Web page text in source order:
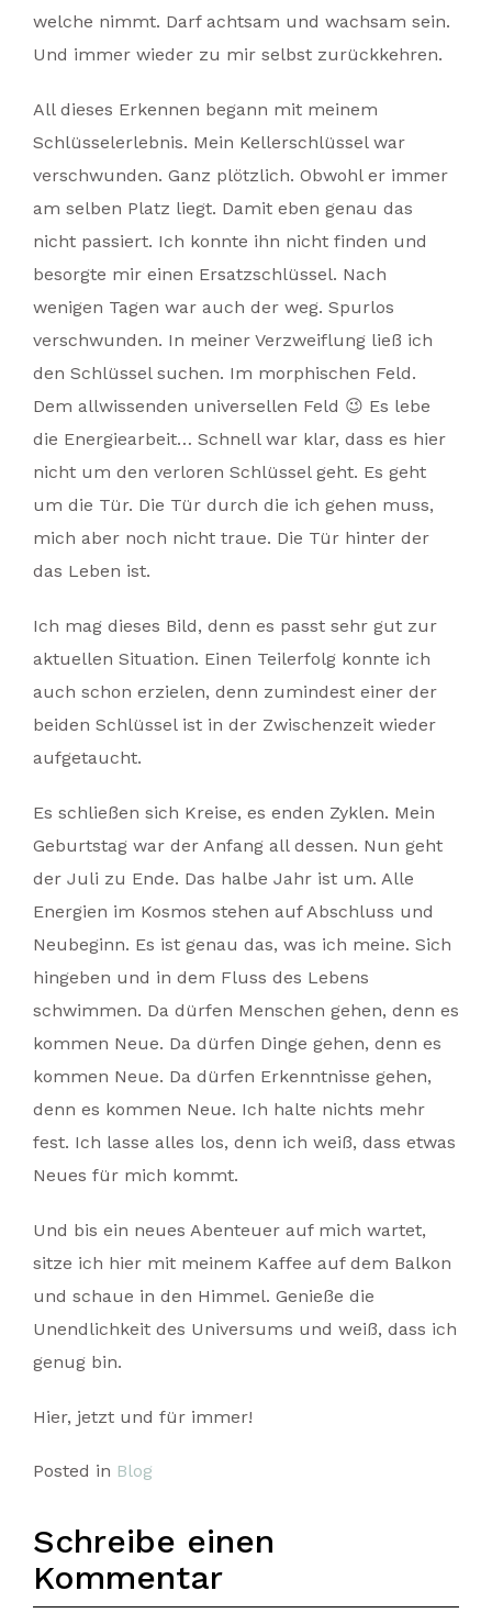
welche nimmt. Darf achtsam und wachsam sein.
Und immer wieder zu mir selbst zurückkehren.
All dieses Erkennen begann mit meinem
Schlüsselerlebnis. Mein Kellerschlüssel war
verschwunden. Ganz plötzlich. Obwohl er immer
am selben Platz liegt. Damit eben genau das
nicht passiert. Ich konnte ihn nicht finden und
besorgte mir einen Ersatzschlüssel. Nach
wenigen Tagen war auch der weg. Spurlos
verschwunden. In meiner Verzweiflung ließ ich
den Schlüssel suchen. Im morphischen Feld.
Dem allwissenden universellen Feld 😉 Es lebe
die Energiearbeit… Schnell war klar, dass es hier
nicht um den verloren Schlüssel geht. Es geht
um die Tür. Die Tür durch die ich gehen muss,
mich aber noch nicht traue. Die Tür hinter der
das Leben ist.
Ich mag dieses Bild, denn es passt sehr gut zur
aktuellen Situation. Einen Teilerfolg konnte ich
auch schon erzielen, denn zumindest einer der
beiden Schlüssel ist in der Zwischenzeit wieder
aufgetaucht.
Es schließen sich Kreise, es enden Zyklen. Mein
Geburtstag war der Anfang all dessen. Nun geht
der Juli zu Ende. Das halbe Jahr ist um. Alle
Energien im Kosmos stehen auf Abschluss und
Neubeginn. Es ist genau das, was ich meine. Sich
hingeben und in dem Fluss des Lebens
schwimmen. Da dürfen Menschen gehen, denn es
kommen Neue. Da dürfen Dinge gehen, denn es
kommen Neue. Da dürfen Erkenntnisse gehen,
denn es kommen Neue. Ich halte nichts mehr
fest. Ich lasse alles los, denn ich weiß, dass etwas
Neues für mich kommt.
Und bis ein neues Abenteuer auf mich wartet,
sitze ich hier mit meinem Kaffee auf dem Balkon
und schaue in den Himmel. Genieße die
Unendlichkeit des Universums und weiß, dass ich
genug bin.
Hier, jetzt und für immer!
Posted in Blog
Schreibe einen
Kommentar